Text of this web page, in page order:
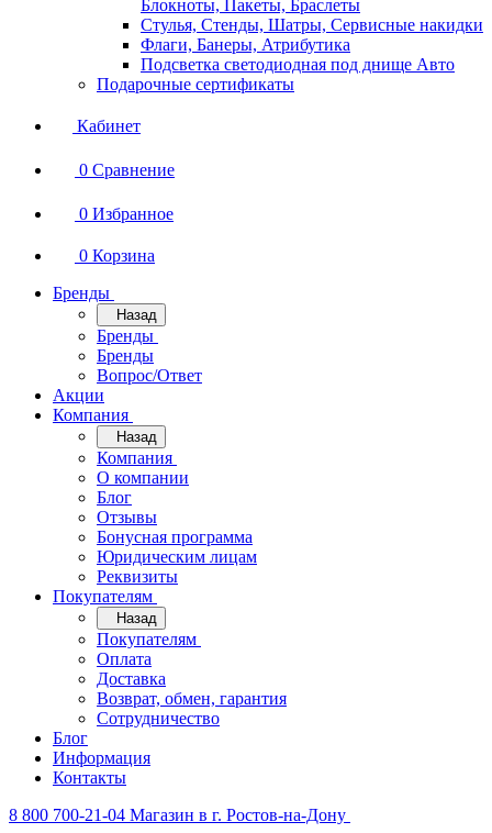
Блокноты, Пакеты, Браслеты
Стулья, Стенды, Шатры, Сервисные накидки
Флаги, Банеры, Атрибутика
Подсветка светодиодная под днище Авто
Подарочные сертификаты
Кабинет
0 Сравнение
0 Избранное
0 Корзина
Бренды
Назад
Бренды
Бренды
Вопрос/Ответ
Акции
Компания
Назад
Компания
О компании
Блог
Отзывы
Бонусная программа
Юридическим лицам
Реквизиты
Покупателям
Назад
Покупателям
Оплата
Доставка
Возврат, обмен, гарантия
Сотрудничество
Блог
Информация
Контакты
8 800 700-21-04 Магазин в г. Ростов-на-Дону